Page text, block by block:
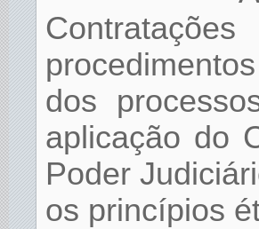
dos
aplicação do
Poder
os princípios